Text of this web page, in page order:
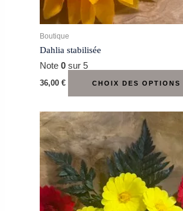
Boutique
Dahlia stabilisée
Note0 sur 5
36,00€ CHOIX DES OPTIONS